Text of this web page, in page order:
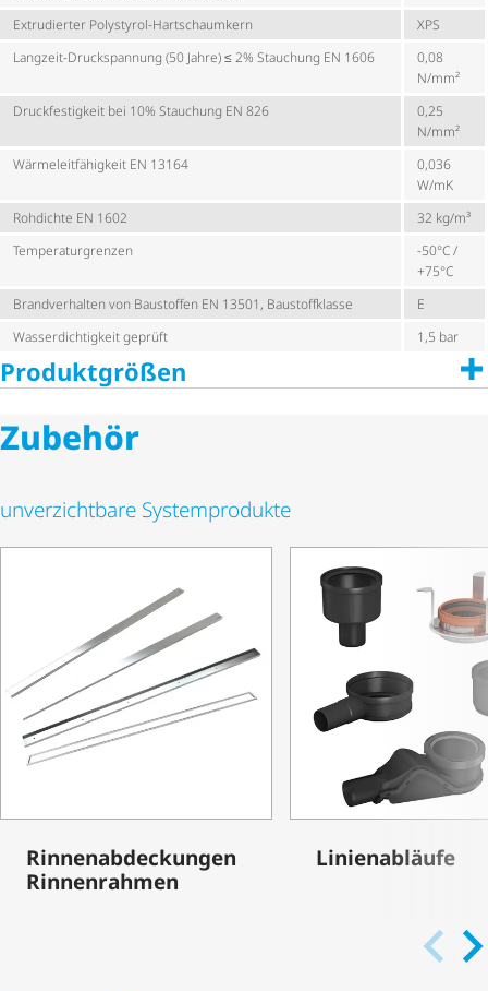
Extrudierter Polystyrol-Hartschaumkern
XPS
Langzeit-Druckspannung (50 Jahre) ≤ 2% Stauchung EN 1606
0,08
N/mm²
Druck­fes­tig­keit bei 10% Stauchung EN 826
0,25
N/mm²
Wärme­leit­fä­hig­keit EN 13164
0,036
W/mK
Rohdichte EN 1602
32 kg/m³
Tempe­ra­tur­grenzen
-50°C /
+75°C
Brandverhalten von Baustoffen EN 13501, Baustoffklasse
E
Wasser­dich­tig­keit geprüft
1,5 bar
Produktgrößen
Zubehör
unverzichtbare Systemprodukte
Rinnen­ab­de­ckungen
Rinnenrahmen
Linienabläufe